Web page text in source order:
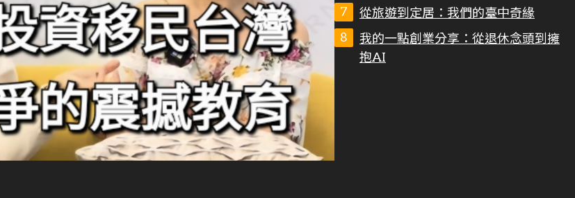
從旅遊到定居：我們的臺中奇緣
我的一點創業分享：從退休念頭到擁
抱AI